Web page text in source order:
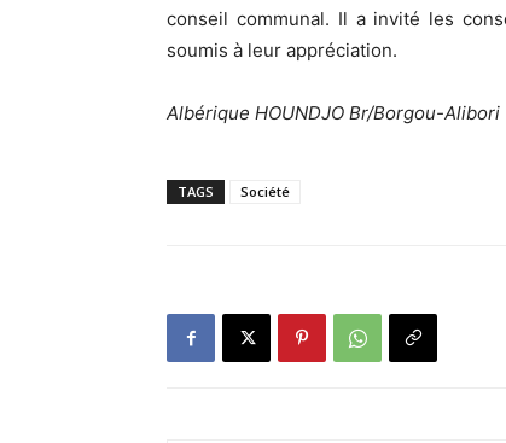
conseil communal. Il a invité les
soumis à leur appréciation.
Albérique HOUNDJO Br/Borgou-Alibori
TAGS Société